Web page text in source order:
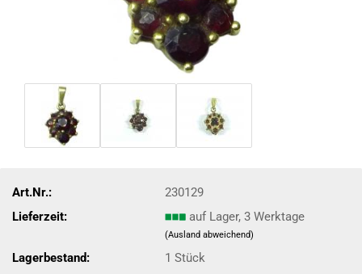
Art.Nr.:
230129
Lieferzeit:
auf Lager, 3 Werktage
(Ausland abweichend)
Lagerbestand: 1Stück